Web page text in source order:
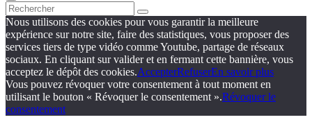
Nous utilisons des cookies pour vous garantir la meilleure
expérience sur notre site, faire des statistiques, vous proposer des
services tiers de type vidéo comme Youtube, partage de réseaux
sociaux. En cliquant sur valider et en fermant cette bannière, vous
acceptez le dépôt des cookies.AccepterRefuserEn savoir plus
Vous pouvez révoquer votre consentement à tout moment en
utilisant le bouton « Révoquer le consentement ».Révoquer le
consentement